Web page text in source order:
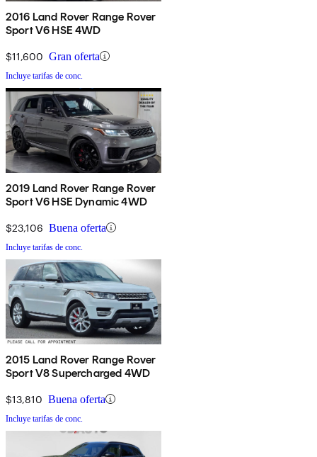
2016 Land Rover Range Rover
Sport V6 HSE 4WD
$11,600 Gran oferta
Incluye tarifas de conc.
2019 Land Rover Range Rover
Sport V6 HSE Dynamic 4WD
$23,106 Buena oferta
Incluye tarifas de conc.
2015 Land Rover Range Rover
Sport V8 Supercharged 4WD
$13,810 Buena oferta
Incluye tarifas de conc.